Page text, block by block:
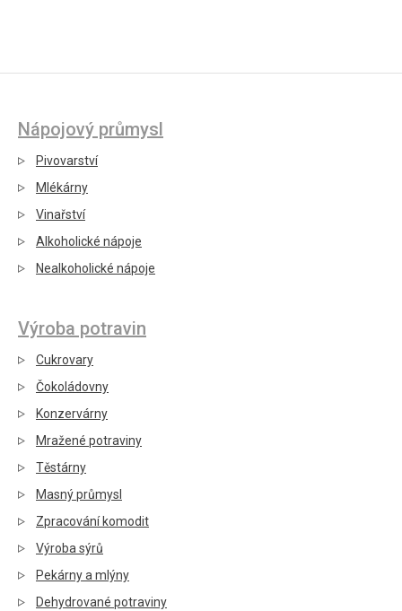
Nápojový průmysl
Pivovarství
Mlékárny
Vinařství
Alkoholické nápoje
Nealkoholické nápoje
Výroba potravin
Cukrovary
Čokoládovny
Konzervárny
Mražené potraviny
Těstárny
Masný průmysl
Zpracování komodit
Výroba sýrů
Pekárny a mlýny
Dehydrované potraviny